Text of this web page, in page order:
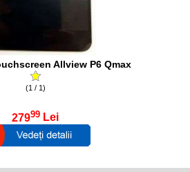
Allview P6 Qmax
(1 / 1)
27999 Lei